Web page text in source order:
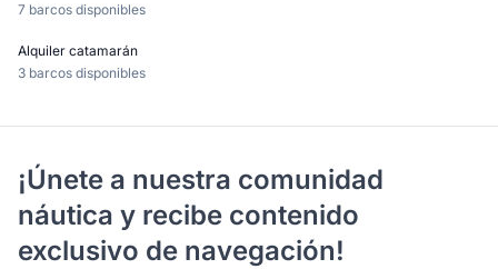
7 barcos disponibles
Alquiler catamarán
3 barcos disponibles
¡Únete a nuestra comunidad
náutica y recibe contenido
exclusivo de navegación!